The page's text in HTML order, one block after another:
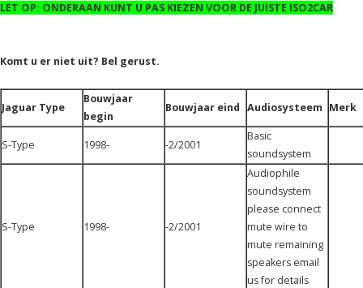
LET OP: ONDERAAN KUNT U PAS KIEZEN VOOR DE JUISTE ISO2CAR
Komt u er niet uit? Bel gerust.
Jaguar Type
Bouwjaar
begin
Bouwjaar eind Audiosysteem Merk
S-Type 1998- -2/2001
Basic
soundsystem
S-Type 1998- -2/2001
Audiophile
soundsystem
please connect
mute wire to
mute remaining
speakers email
us for details